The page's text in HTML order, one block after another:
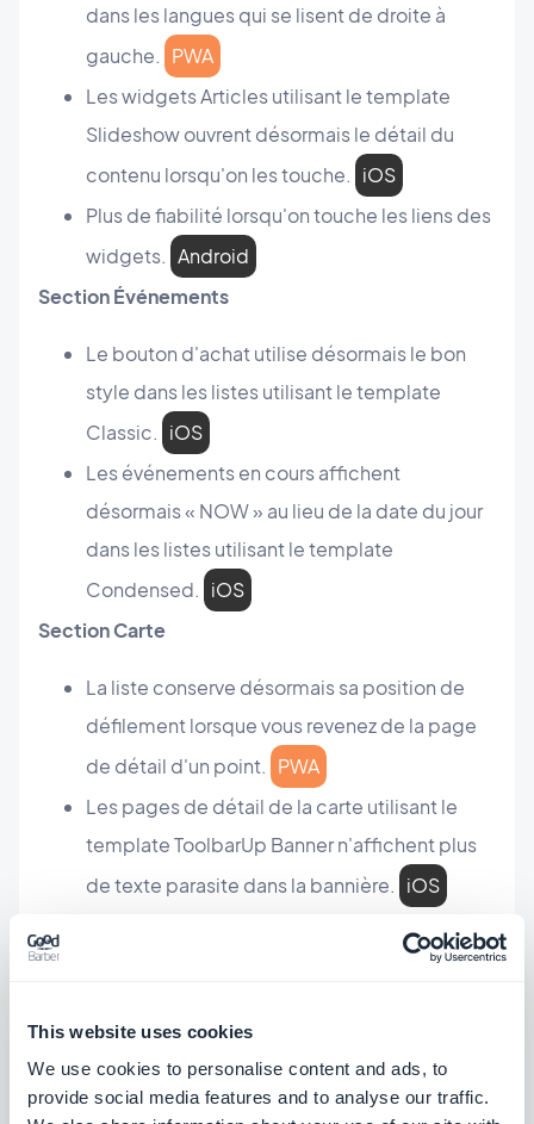
This website uses cookies
We use cookies to personalise content and ads, to
provide social media features and to analyse our traffic.
dans les langues qui se lisent de droite à
gauche. PWA
Les widgets Articles utilisant le template
Slideshow ouvrent désormais le détail du
contenu lorsqu'on les touche. iOS
Plus de fiabilité lorsqu'on touche les liens des
widgets. Android
Section Événements
Le bouton d'achat utilise désormais le bon
style dans les listes utilisant le template
Classic. iOS
Les événements en cours affichent
désormais « NOW » au lieu de la date du jour
dans les listes utilisant le template
Condensed. iOS
Section Carte
La liste conserve désormais sa position de
défilement lorsque vous revenez de la page
de détail d'un point. PWA
Les pages de détail de la carte utilisant le
template ToolbarUp Banner n'affichent plus
de texte parasite dans la bannière. iOS
désormais le bon contenu.
Section Recherche